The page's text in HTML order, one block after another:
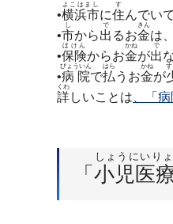
•横浜市
よこはまし
に住
す
んでい
•市
し
から出
で
るお金
きん
は、
•保険
ほけん
からお金
かね
が出
で
•病院
びょういん
で払
はら
うお金
かね
が
す
詳
くわ
しいことは 、「
「 小児医
しょうにいり